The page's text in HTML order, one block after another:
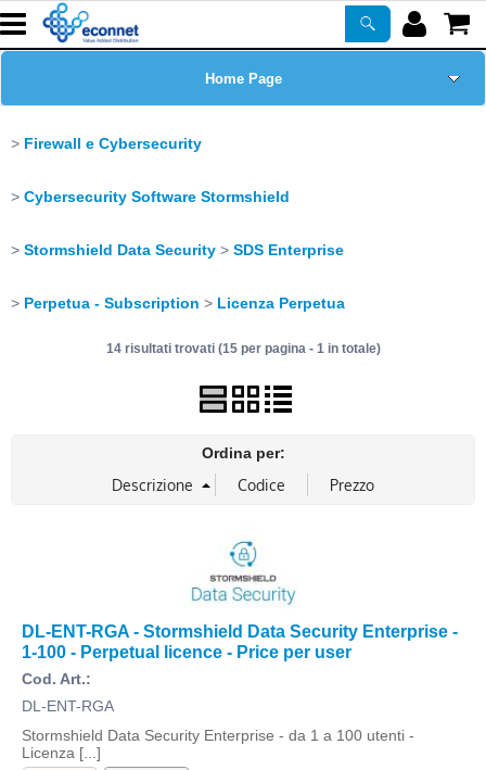
Home Page
Prodotti
Corsi
ASSISTENZA
PROMO ATTIVE
Firewall e Cybersecurity
Cybersecurity Software Stormshield
Stormshield Data Security SDS Enterprise
Perpetua - Subscription Licenza Perpetua
14 risultati trovati (15 per pagina - 1 in totale)
Ordina per:
DL-ENT-RGA - Stormshield Data Security Enterprise -
1-100 - Perpetual licence - Price per user
Cod. Art.:
DL-ENT-RGA
Stormshield Data Security Enterprise - da 1 a 100 utenti -
Licenza [...]